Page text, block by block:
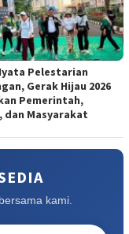
Pelestarian
Gerak Hijau 2026
Pemerintah,
dan Masyarakat
kami.